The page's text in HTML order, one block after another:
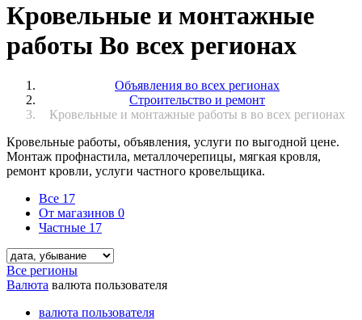
Кровельные и монтажные
работы Во всех регионах
Объявления во всех регионах
Строительство и ремонт
Кровельные и монтажные работы в во всех регионах
Кровельные работы, объявления, услуги по выгодной цене.
Монтаж профнастила, металлочерепицы, мягкая кровля,
ремонт кровли, услуги частного кровельщика.
Все 17
От магазинов 0
Частные 17
Все регионы
Валюта валюта пользователя
валюта пользователя